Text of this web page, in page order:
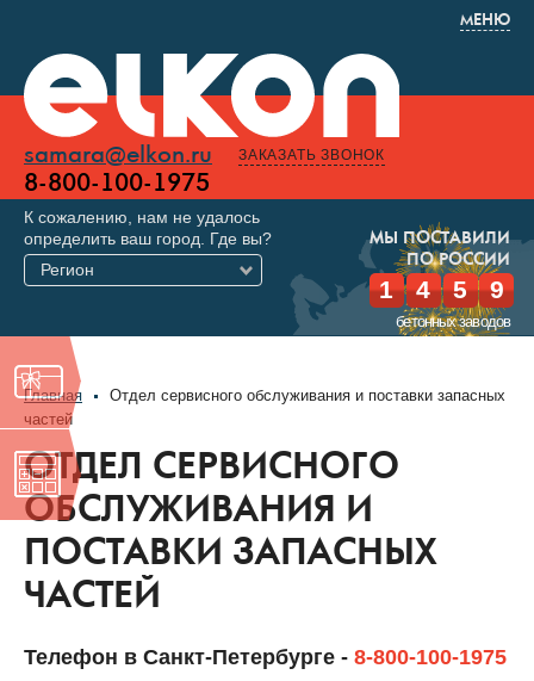
МЕНЮ
samara@elkon.ru
8-800-100-1975
ЗАКАЗАТЬ ЗВОНОК
МЫ ПОСТАВИЛИ
ПО РОССИИ
1 4 5 9
бетонных заводов
К сожалению, нам не удалось
определить ваш город. Где вы?
Регион
Главная
Отдел сервисного обслуживания и поставки запасных
частей
ОТДЕЛ СЕРВИСНОГО
ОБСЛУЖИВАНИЯ И
ПОСТАВКИ ЗАПАСНЫХ
ЧАСТЕЙ
Телефон в Санкт-Петербурге - 8-800-100-1975